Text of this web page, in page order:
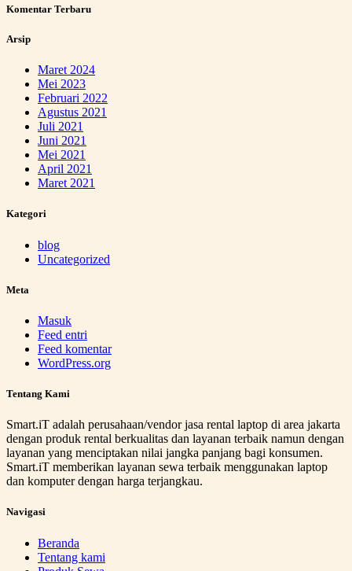
Komentar Terbaru
Arsip
Maret 2024
Mei 2023
Februari 2022
Agustus 2021
Juli 2021
Juni 2021
Mei 2021
April 2021
Maret 2021
Kategori
blog
Uncategorized
Meta
Masuk
Feed entri
Feed komentar
WordPress.org
Tentang Kami
Smart.iT adalah perusahaan/vendor jasa rental laptop di area jakarta
dengan produk rental berkualitas dan layanan terbaik namun dengan
layanan yang menciptakan nilai jangka panjang bagi konsumen.
Smart.iT memberikan layanan sewa terbaik menggunakan laptop
dan komputer dengan harga terjangkau.
Navigasi
Beranda
Tentang kami